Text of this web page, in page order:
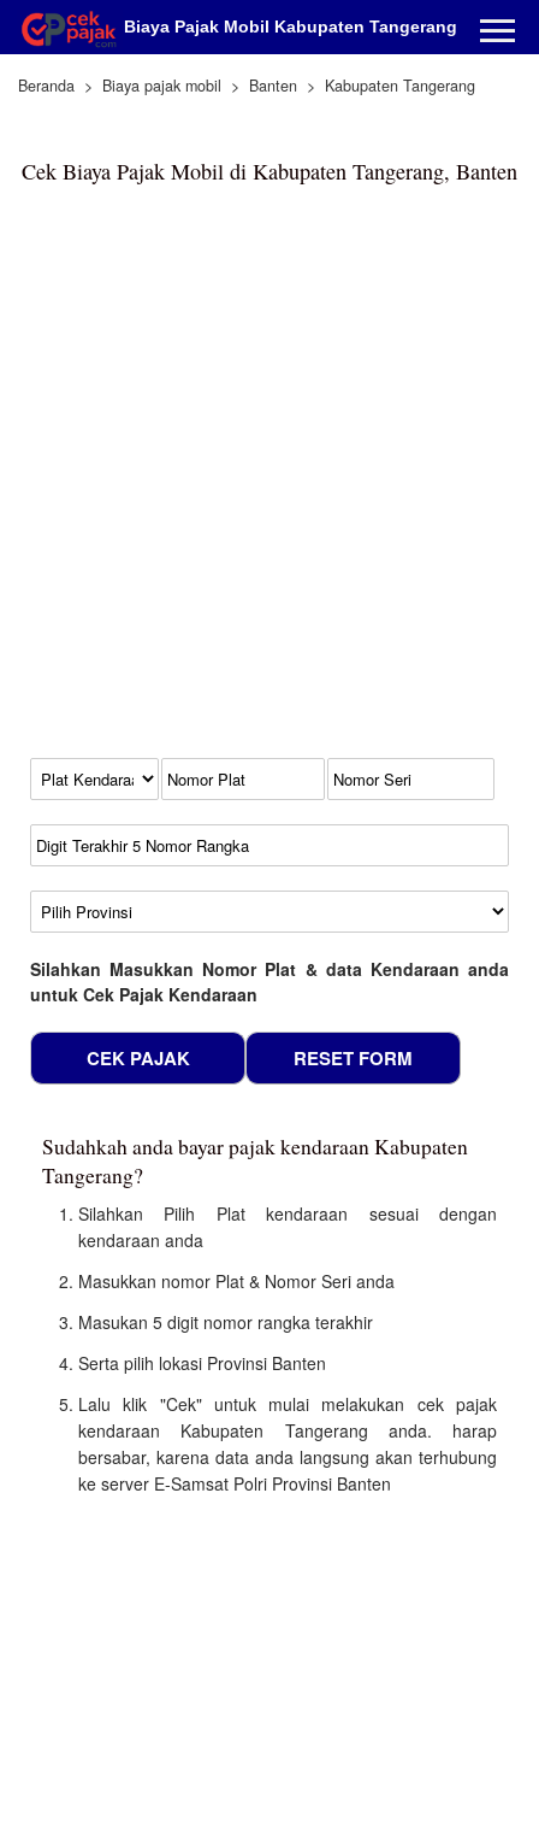
Biaya Pajak Mobil Kabupaten Tangerang
Beranda Biaya pajak mobil Banten Kabupaten Tangerang
Cek Biaya Pajak Mobil di Kabupaten Tangerang, Banten
Kode Plat Kendaraan
No Plat
No Seri
No Rangka
Wilayah
Silahkan Masukkan Nomor Plat & data Kendaraan anda
untuk Cek Pajak Kendaraan
Sudahkah anda bayar pajak kendaraan Kabupaten
Tangerang?
Silahkan Pilih Plat kendaraan sesuai dengan
kendaraan anda
Masukkan nomor Plat & Nomor Seri anda
Masukan 5 digit nomor rangka terakhir
Serta pilih lokasi Provinsi Banten
Lalu klik "Cek" untuk mulai melakukan cek pajak
kendaraan Kabupaten Tangerang anda. harap
bersabar, karena data anda langsung akan terhubung
ke server E-Samsat Polri Provinsi Banten